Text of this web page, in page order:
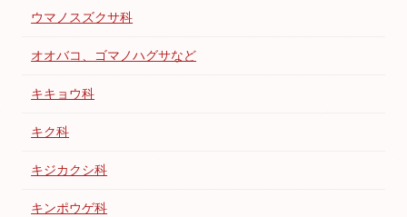
ウマノスズクサ科
オオバコ、ゴマノハグサなど
キキョウ科
キク科
キジカクシ科
キンポウゲ科